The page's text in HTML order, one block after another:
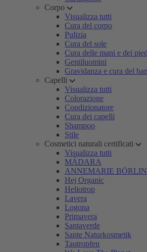
Corpo
Visualizza tutti
Cura del corpo
Pulizia
Cura del sole
Cura delle mani e dei
Gentiluomini
Gravidanza e cura del
Capelli
Visualizza tutti
Colorazione
Condizionatore
Cura dei capelli
Shampoo
Stile
Cosmetici naturali certificati
Visualizza tutti
MÁDARA
ANNEMARIE
Hej Organic
Heliotrop
Lavera
Logona
Primavera
Santaverde
Sante Naturkosmetik
Tautropfen